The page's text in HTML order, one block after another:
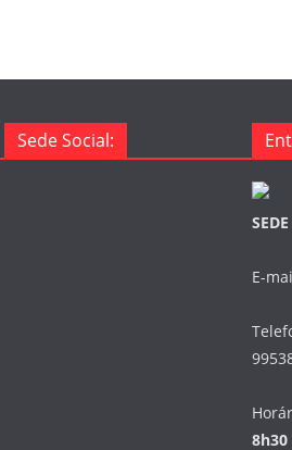
Sede Social:
E-
8h30